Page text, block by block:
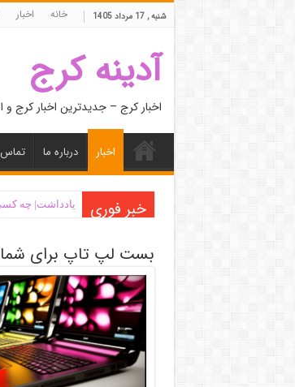
شنبه , 17 مرداد 1405 خانه اخبار
آدینه کرج
اخبار کرج – جدیدترین اخبار کرج و
اخبار درباره ما تماس
خبر فوری یادداشت| ‌چه
بست لپ تاپ برای شما